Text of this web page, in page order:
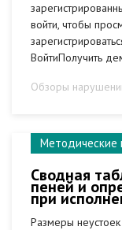
войти, чтобы
ВойтиПолучить
Обзоры
Методические
Сводная
пеней и
при
Размеры